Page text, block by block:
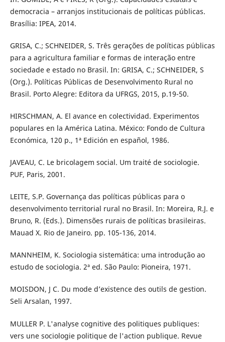
democracia – arranjos institucionais de políticas públicas.
Brasília: IPEA, 2014.
GRISA, C.; SCHNEIDER, S. Três gerações de políticas públicas
para a agricultura familiar e formas de interação entre
sociedade e estado no Brasil. In: GRISA, C.; SCHNEIDER, S
(Org.). Políticas Públicas de Desenvolvimento Rural no
Brasil. Porto Alegre: Editora da UFRGS, 2015, p.19-50.
HIRSCHMAN, A. El avance en colectividad. Experimentos
populares en la América Latina. México: Fondo de Cultura
Económica, 120 p., 1ª Edición en español, 1986.
JAVEAU, C. Le bricolagem social. Um traité de sociologie.
PUF, Paris, 2001.
LEITE, S.P. Governança das políticas públicas para o
desenvolvimento territorial rural no Brasil. In: Moreira, R.J. e
Bruno, R. (Eds.). Dimensões rurais de políticas brasileiras.
Mauad X. Rio de Janeiro. pp. 105-136, 2014.
MANNHEIM, K. Sociologia sistemática: uma introdução ao
estudo de sociologia. 2ª ed. São Paulo: Pioneira, 1971.
MOISDON, J C. Du mode d’existence des outils de gestion.
Seli Arsalan, 1997.
MULLER P. L'analyse cognitive des politiques publiques:
vers une sociologie politique de l'action publique. Revue